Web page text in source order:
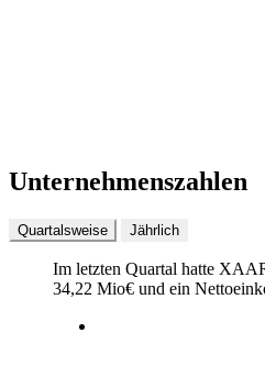
Unternehmenszahlen
Quartalsweise Jährlich
Im letzten Quartal hatte
34,22 Mio€ und ein